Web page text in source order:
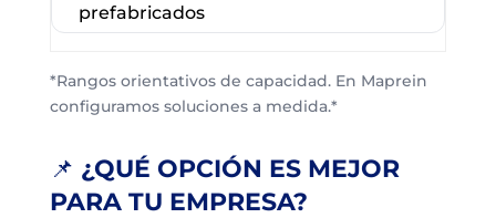
prefabricados
*Rangos orientativos de capacidad. En Maprein
configuramos soluciones a medida.*
📌 ¿QUÉ OPCIÓN ES MEJOR
PARA TU EMPRESA?